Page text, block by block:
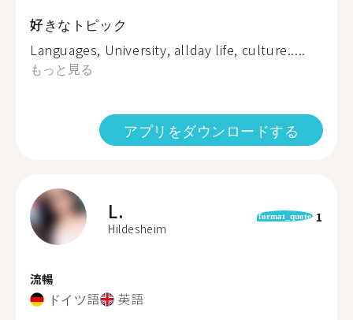
好きなトピック
Languages, University, allday life, culture.....
もっと見る
アプリをダウンロードする
L.
Hildesheim
format_quote 1
流暢
ドイツ語 英語